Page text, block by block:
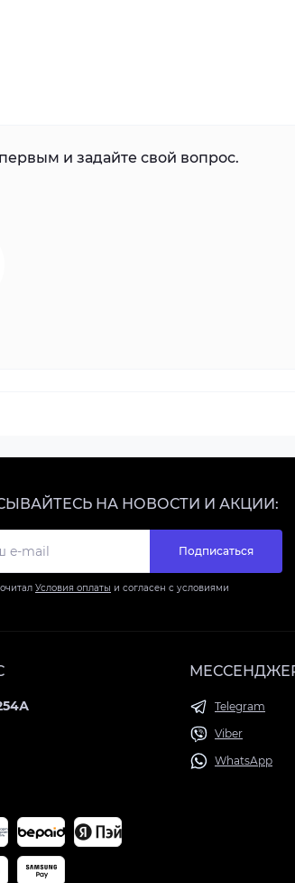
и задайте свой вопрос.
НА НОВОСТИ И АКЦИИ:
Подписаться
Условия оплаты и согласен с условиями
Telegram
Viber
WhatsApp